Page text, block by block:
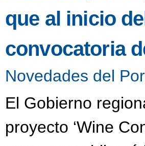
que al inicio
convocatoria
Novedades del
El Gobierno
proyecto ‘Wine